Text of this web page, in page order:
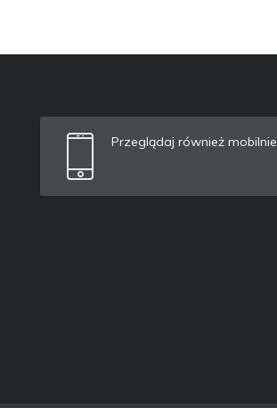
Przeglądaj również mobilnie